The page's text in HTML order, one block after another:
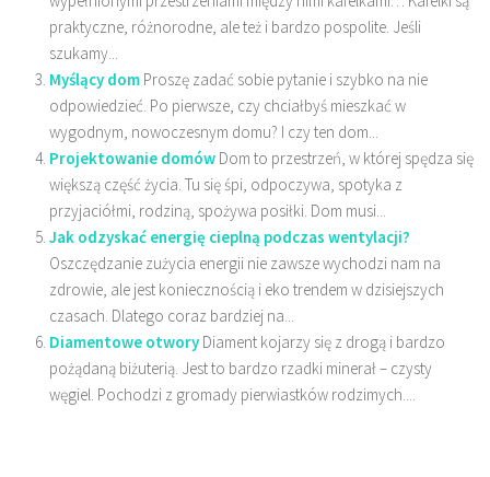
praktyczne, różnorodne, ale też i bardzo pospolite. Jeśli
szukamy...
Myślący dom Proszę zadać sobie pytanie i szybko na nie
odpowiedzieć. Po pierwsze, czy chciałbyś mieszkać w
wygodnym, nowoczesnym domu? I czy ten dom...
Projektowanie domów Dom to przestrzeń, w której spędza się
większą część życia. Tu się śpi, odpoczywa, spotyka z
przyjaciółmi, rodziną, spożywa posiłki. Dom musi...
Jak odzyskać energię cieplną podczas wentylacji?
Oszczędzanie zużycia energii nie zawsze wychodzi nam na
zdrowie, ale jest koniecznością i eko trendem w dzisiejszych
czasach. Dlatego coraz bardziej na...
Diamentowe otwory Diament kojarzy się z drogą i bardzo
pożądaną biżuterią. Jest to bardzo rzadki minerał – czysty
węgiel. Pochodzi z gromady pierwiastków rodzimych....